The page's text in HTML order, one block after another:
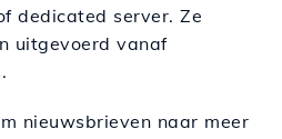
dedicated server. Ze
uitgevoerd vanaf
nieuwsbrieven naar meer